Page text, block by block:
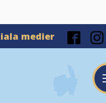
medier